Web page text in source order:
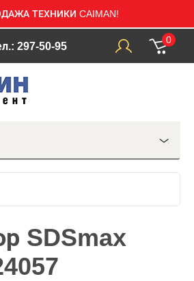
ТЕХНИКИ CAIMAN!
297-50-95
0
SDSmax